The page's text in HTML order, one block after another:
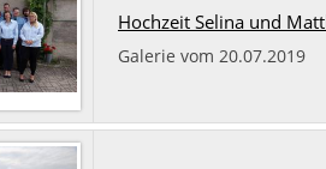
Hochzeit Selina und
Galerie vom 20.07.2019